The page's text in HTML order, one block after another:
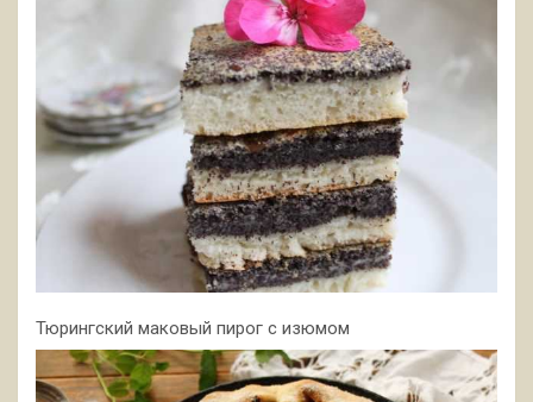
Тюрингский маковый пирог с изюмом